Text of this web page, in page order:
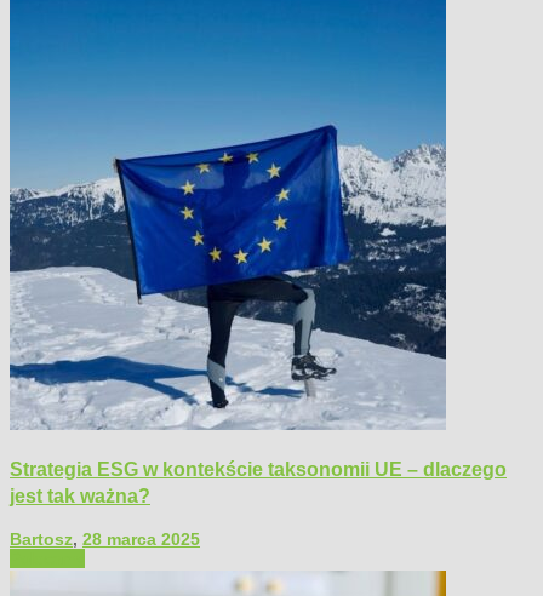
Strategia ESG w kontekście taksonomii UE – dlaczego
jest tak ważna?
Bartosz, 28 marca 2025